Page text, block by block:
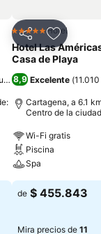
)
CompartirAgregar
5 EstrellasHotel
Hotel Las
Casa de Playa
8,9 Excelente (
Cartagena, a 6.1
Centro de la ciudad
Wi-Fi gratis
Piscina
Spa
de $ 455.843
Mira precios de 11